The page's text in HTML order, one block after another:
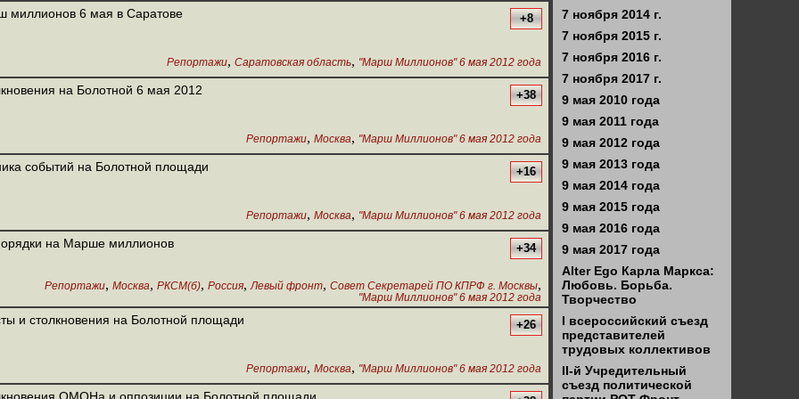
миллионов 6 мая в Саратове +8
Репортажи, Саратовская область, "Марш Миллионов" 6 мая 2012 года
на Болотной 6 мая 2012 +38
Репортажи, Москва, "Марш Миллионов" 6 мая 2012 года
событий на Болотной площади +16
Репортажи, Москва, "Марш Миллионов" 6 мая 2012 года
на Марше миллионов +34
Репортажи, Москва, РКСМ(б), Россия, Левый фронт, Совет Секретарей ПО КПРФ г. Москвы,
"Марш Миллионов" 6 мая 2012 года
и столкновения на Болотной площади +26
Репортажи, Москва, "Марш Миллионов" 6 мая 2012 года
7 ноября 2014 г.
7 ноября 2015 г.
7 ноября 2016 г.
7 ноября 2017 г.
9 мая 2010 года
9 мая 2011 года
9 мая 2012 года
9 мая 2013 года
9 мая 2014 года
9 мая 2015 года
9 мая 2016 года
9 мая 2017 года
Alter Ego Карла Маркса:
Любовь. Борьба.
Творчество
I всероссийский съезд
представителей
трудовых коллективов
II-й Учредительный
съезд политической